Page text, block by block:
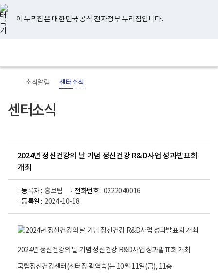
너
비
767px
이
하
이 누리집은 대한민국 공식 전자정부 누리집입니다.
지
검
메
홈
소식알림 센터소식
센터소식
2024년 정신건강의 날 기념 정신건강 R&D사업 성과발표회
개최
등록자 : 홍보팀 전화번호 : 0222040016
등록일 : 2024-10-18
2024년 정신건강의 날 기념 정신건강 R&D사업 성과발표회 개최
국립정신건강센터(센터장 곽역숙)는 10월 11일(금), 11층
유
튜
브
페
이
스
북
인
스
타
그
램
블
로
그